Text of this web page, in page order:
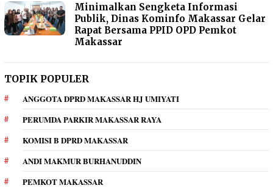
Minimalkan Sengketa Informasi
Publik, Dinas Kominfo Makassar Gelar
Rapat Bersama PPID OPD Pemkot
Makassar
TOPIK POPULER
ANGGOTA DPRD MAKASSAR HJ UMIYATI
PERUMDA PARKIR MAKASSAR RAYA
KOMISI B DPRD MAKASSAR
ANDI MAKMUR BURHANUDDIN
PEMKOT MAKASSAR